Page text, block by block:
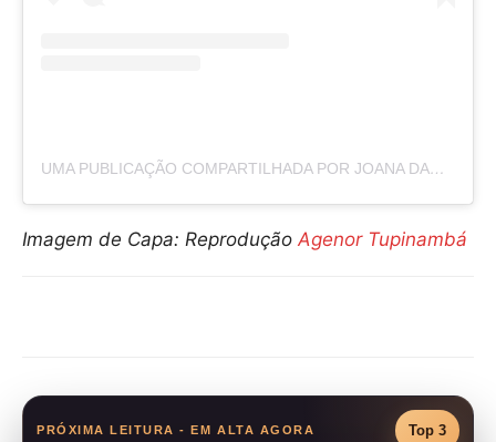
UMA PUBLICAÇÃO COMPARTILHADA POR JOANA DARC 🐞 (@JOANADARCAM)
Imagem de Capa: Reprodução Agenor Tupinambá
PRÓXIMA LEITURA - EM ALTA AGORA Top 3